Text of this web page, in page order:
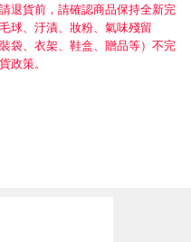
退貨前，請確認商品保持全新完
球、汙漬、妝粉、氣味殘留
袋、衣架、鞋盒、贈品等）不完
政策。